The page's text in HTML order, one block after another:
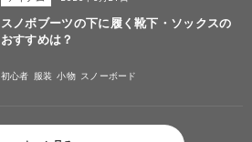
スノボブーツの下に履く靴下・ソックスの
おすすめは？
初心者 服装 小物 スノーボード